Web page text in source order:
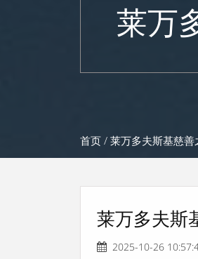
莱万
首页 / 莱万多夫斯基慈
莱万多夫斯
2025-10-26